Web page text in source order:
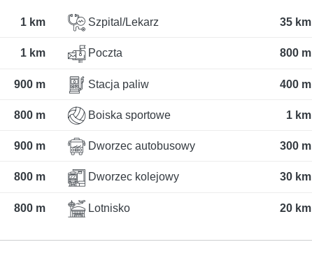
1 km
1 km
900 m
800 m
900 m
800 m
800 m
Szpital/Lekarz 35 km
Poczta 800 m
Stacja paliw 400 m
Boiska sportowe 1 km
Dworzec autobusowy 300 m
Dworzec kolejowy 30 km
Lotnisko 20 km